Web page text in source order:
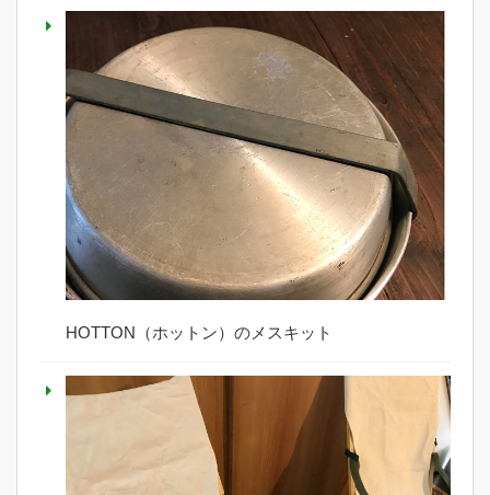
HOTTON（ホットン）のメスキット